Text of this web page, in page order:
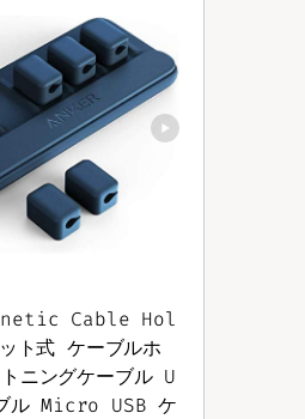
Cable Hol
ト式 ケーブルホ
ニングケーブル U
ル Micro USB ケ